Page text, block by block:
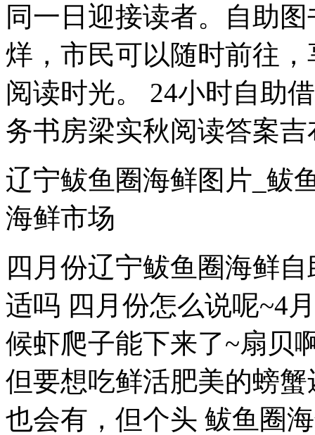
同一日迎接读者。自助
烊，市民可以随时前往
阅读时光。 24小时自助
务书房梁实秋阅读答案
辽宁鲅鱼圈海鲜图片_鲅
海鲜市场
四月份辽宁鲅鱼圈海鲜
适吗 四月份怎么说呢~4
候虾爬子能下来了~扇贝
但要想吃鲜活肥美的螃
也会有，但个头 鲅鱼圈